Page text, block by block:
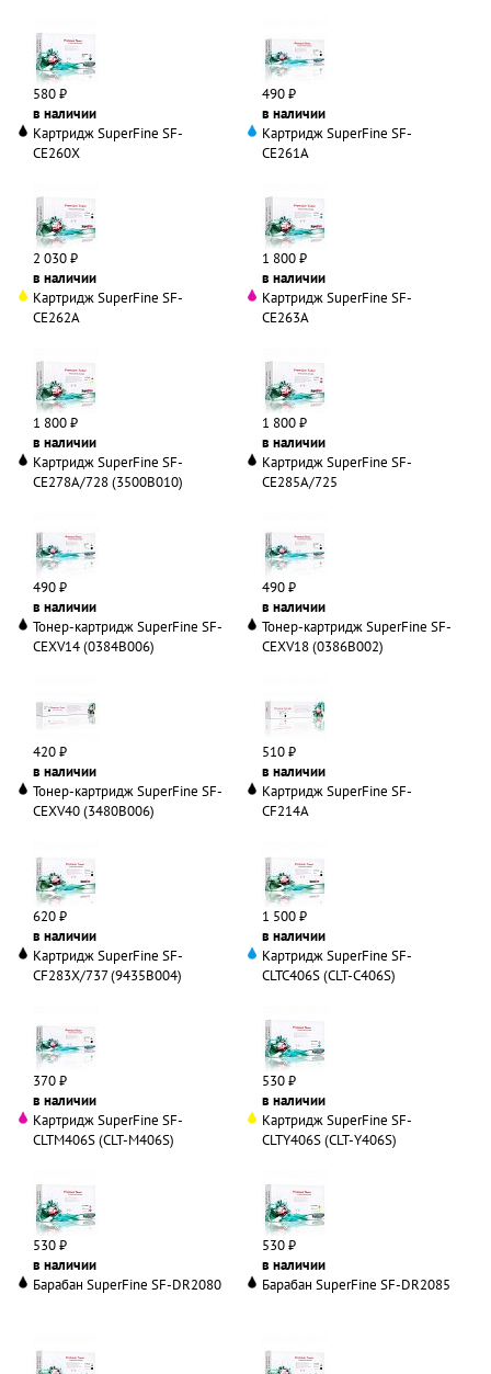
580 ₽
в наличии
490 ₽
в наличии
Картридж SuperFine SF-
CE260X
2 030 ₽
в наличии
Картридж SuperFine SF-
CE261A
1 800 ₽
в наличии
Картридж SuperFine SF-
CE262A
1 800 ₽
в наличии
Картридж SuperFine SF-
CE263A
1 800 ₽
в наличии
Картридж SuperFine SF-
CE278A/728 (3500B010)
490 ₽
в наличии
Картридж SuperFine SF-
CE285A/725
490 ₽
в наличии
Тонер-картридж SuperFine SF-
CEXV14 (0384B006)
420 ₽
в наличии
Тонер-картридж SuperFine SF-
CEXV18 (0386B002)
510 ₽
в наличии
Тонер-картридж SuperFine SF-
CEXV40 (3480B006)
620 ₽
в наличии
Картридж SuperFine SF-
CF214A
1 500 ₽
в наличии
Картридж SuperFine SF-
CF283X/737 (9435B004)
370 ₽
в наличии
Картридж SuperFine SF-
CLTC406S (CLT-C406S)
530 ₽
в наличии
Картридж SuperFine SF-
CLTM406S (CLT-M406S)
530 ₽
в наличии
Картридж SuperFine SF-
CLTY406S (CLT-Y406S)
530 ₽
в наличии
Барабан SuperFine SF-DR2080
Барабан SuperFine SF-DR2085